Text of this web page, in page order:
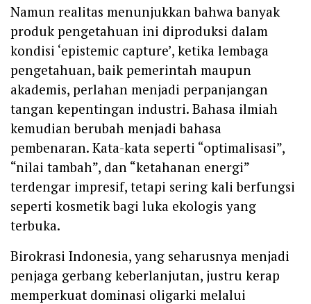
Namun realitas menunjukkan bahwa banyak
produk pengetahuan ini diproduksi dalam
kondisi ‘epistemic capture’, ketika lembaga
pengetahuan, baik pemerintah maupun
akademis, perlahan menjadi perpanjangan
tangan kepentingan industri. Bahasa ilmiah
kemudian berubah menjadi bahasa
pembenaran. Kata-kata seperti “optimalisasi”,
“nilai tambah”, dan “ketahanan energi”
terdengar impresif, tetapi sering kali berfungsi
seperti kosmetik bagi luka ekologis yang
terbuka.
Birokrasi Indonesia, yang seharusnya menjadi
penjaga gerbang keberlanjutan, justru kerap
memperkuat dominasi oligarki melalui